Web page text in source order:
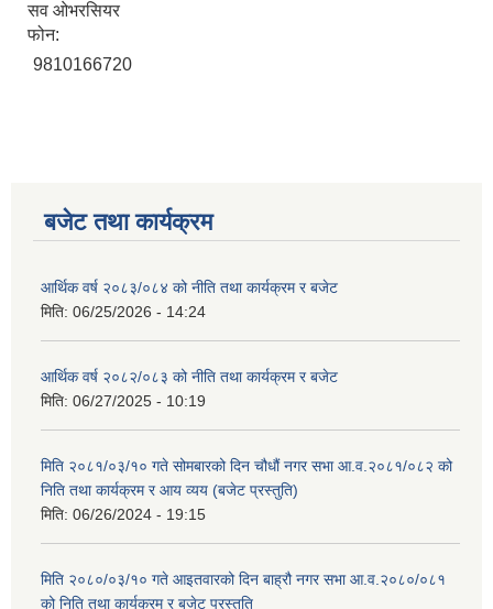
सव ओभरसियर
फोन:
9810166720
बजेट तथा कार्यक्रम
आर्थिक वर्ष २०८३/०८४ को नीति तथा कार्यक्रम र बजेट
मिति: 06/25/2026 - 14:24
आर्थिक वर्ष २०८२/०८३ को नीति तथा कार्यक्रम र बजेट
मिति: 06/27/2025 - 10:19
मिति २०८१/०३/१० गते सोमबारको दिन चौधौं नगर सभा आ.व.२०८१/०८२ को
निति तथा कार्यक्रम र आय व्यय (बजेट प्रस्तुति)
मिति: 06/26/2024 - 19:15
मिति २०८०/०३/१० गते आइतवारको दिन बाह्रौ नगर सभा आ.व.२०८०/०८१
को निति तथा कार्यक्रम र बजेट प्रस्तुति